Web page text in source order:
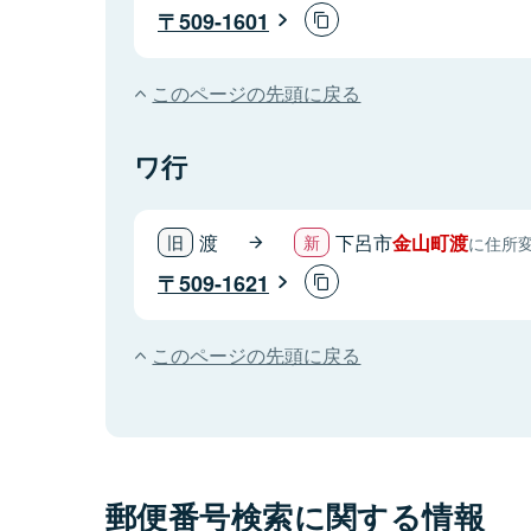
509-1601
このページの先頭に戻る
ワ行
渡 下呂市金山町渡に住所
509-1621
このページの先頭に戻る
郵便番号検索に関する情報